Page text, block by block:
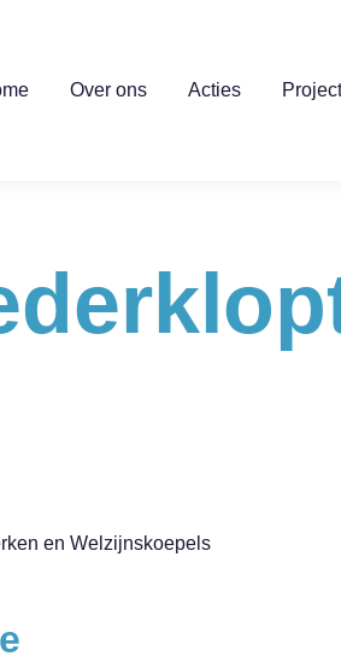
Over ons Acties
en Welzijnskoepels